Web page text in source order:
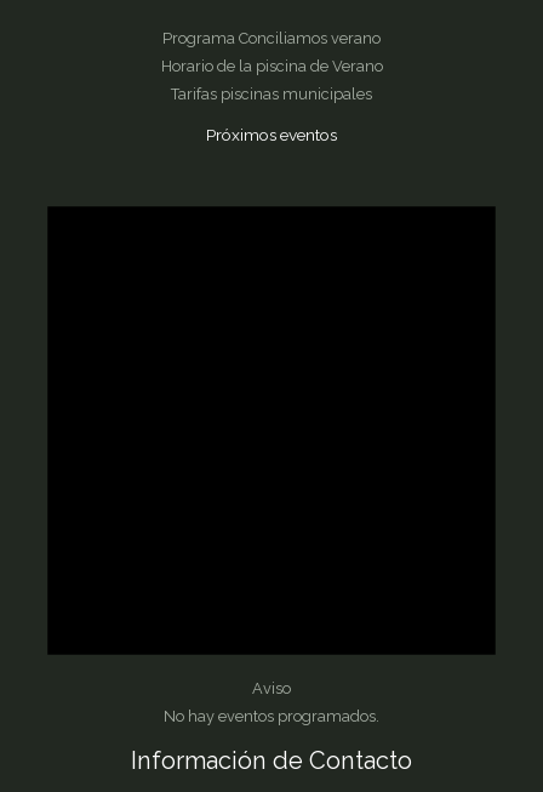
Programa Conciliamos verano
Horario de la piscina de Verano
Tarifas piscinas municipales
Próximos eventos
Aviso
No hay eventos programados.
Información de Contacto